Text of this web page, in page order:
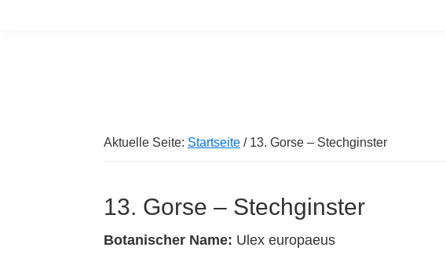
Aktuelle Seite: Startseite /13. Gorse – Stechginster
13. Gorse – Stechginster
Botanischer Name: Ulex europaeus